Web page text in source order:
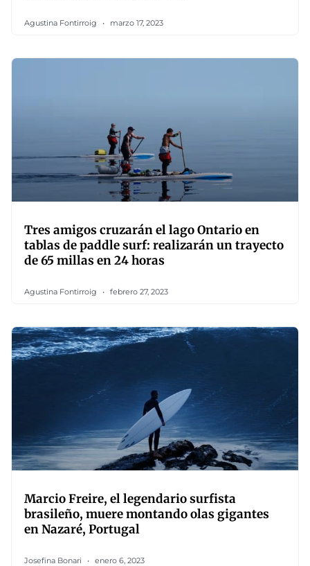
Agustina Fontirroig marzo 17, 2023
Tres amigos cruzarán el lago Ontario en
tablas de paddle surf: realizarán un trayecto
de 65 millas en 24 horas
Agustina Fontirroig febrero 27, 2023
Marcio Freire, el legendario surfista
brasileño, muere montando olas gigantes
en Nazaré, Portugal
Josefina Bonari enero 6, 2023